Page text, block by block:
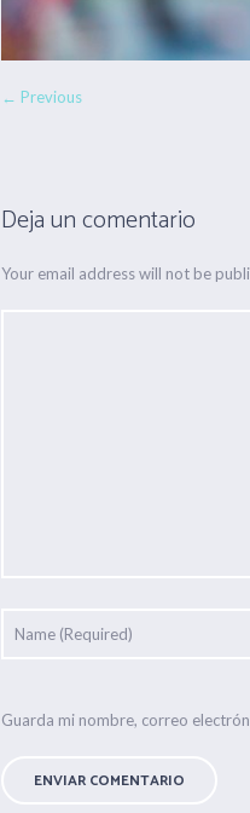
← Previous
Deja un comentario
Your email address will not be
Guarda mi nombre, correo